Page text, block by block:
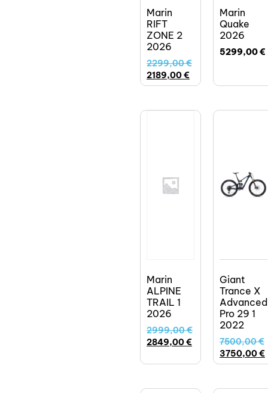
Marin
RIFT
ZONE 2
2026
2299,00€
2189,00€
Marin
Quake
2026
5299,00€
Marin
ALPINE
TRAIL 1
2026
2999,00€
2849,00€
Giant
Trance X
Advanced
Pro 29 1
2022
7500,00€
3750,00€